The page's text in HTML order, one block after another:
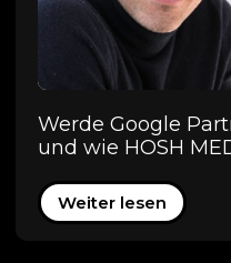
Werde Google
und wie HOSH
Weiter lesen